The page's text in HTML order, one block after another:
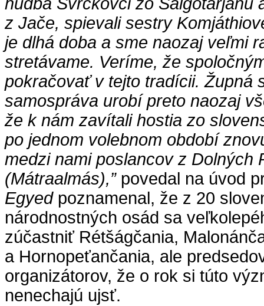
z Jače, spievali sestry
je dlhá doba a sme naozaj veľmi
stretávame. Veríme, že
pokračovať v tejto tradícii. Župná
samospráva urobí preto naozaj
že k nám zavítali hostia zo
po jednom volebnom období
medzi nami poslancov z Dolných
(Mátraalmás),”povedal na úvod
Egyedpoznamenal, že z 20
národnostných osád sa
zúčastniť Rétšágčania,
a Hornopeťančania, ale
organizátorov, že o rok si túto
nenechajú ujsť.